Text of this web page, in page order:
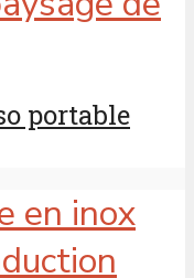
portable